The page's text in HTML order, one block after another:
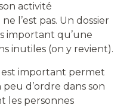
activité
l’est pas. Un dossier
important qu’une
inutiles (on y revient).
important permet
d’ordre dans son
les personnes